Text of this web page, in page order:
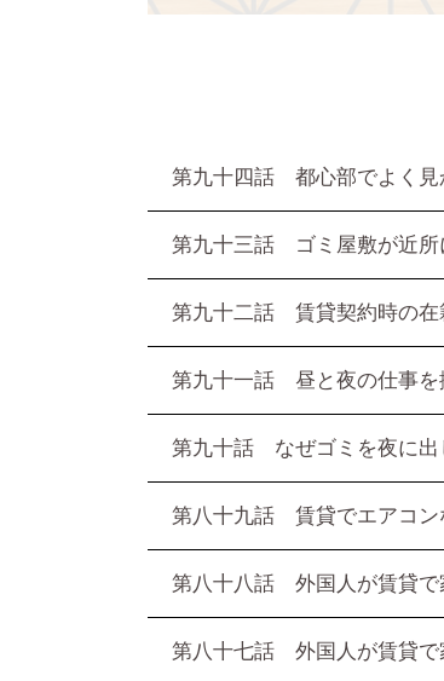
第九十四話 都心部でよく見
第九十三話 ゴミ屋敷が近所
第九十二話 賃貸契約時の在
第九十一話 昼と夜の仕事を
第九十話 なぜゴミを夜に出
第八十九話 賃貸でエアコン
第八十八話 外国人が賃貸で
第八十七話 外国人が賃貸で